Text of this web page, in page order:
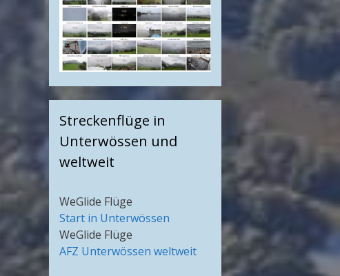
Streckenflüge in
Unterwössen und
weltweit
WeGlide Flüge
Start in Unterwössen
WeGlide Flüge
AFZ Unterwössen weltweit